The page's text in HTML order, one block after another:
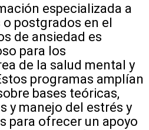
especializada a
postgrados en el
de ansiedad es
para los
de la salud mental y
programas amplían
bases teóricas,
y manejo del estrés y
para ofrecer un apoyo